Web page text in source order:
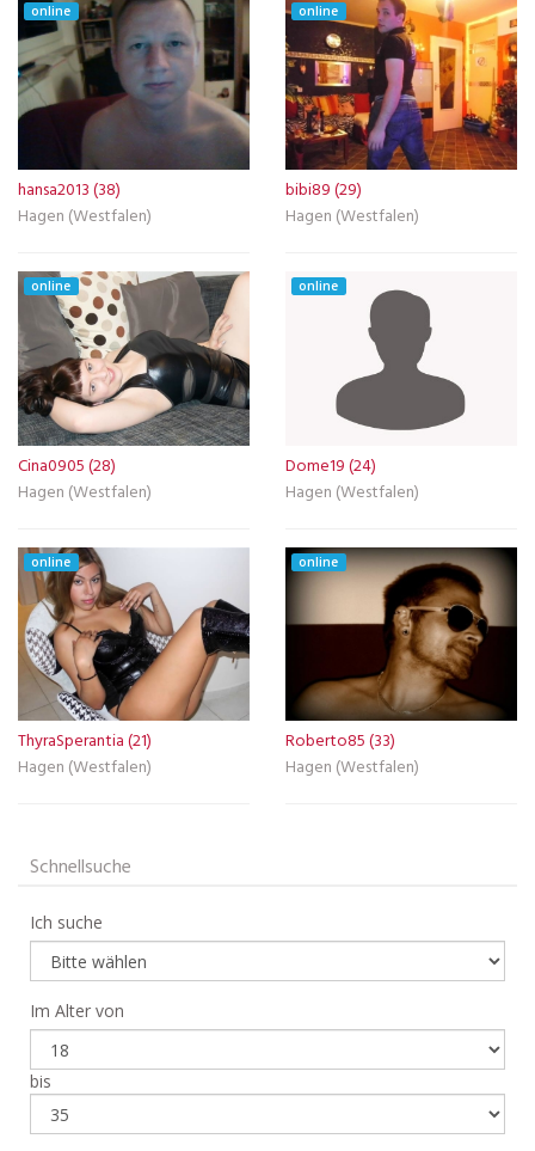
online
hansa2013 (38)
Hagen (Westfalen)
online
bibi89 (29)
Hagen (Westfalen)
online
Cina0905 (28)
Hagen (Westfalen)
online
Dome19 (24)
Hagen (Westfalen)
online
ThyraSperantia (21)
Hagen (Westfalen)
online
Roberto85 (33)
Hagen (Westfalen)
Schnellsuche
Ich suche
Im Alter von
bis